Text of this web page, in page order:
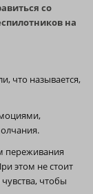
со
на
что называется,
переживания
этом не стоит
чтобы